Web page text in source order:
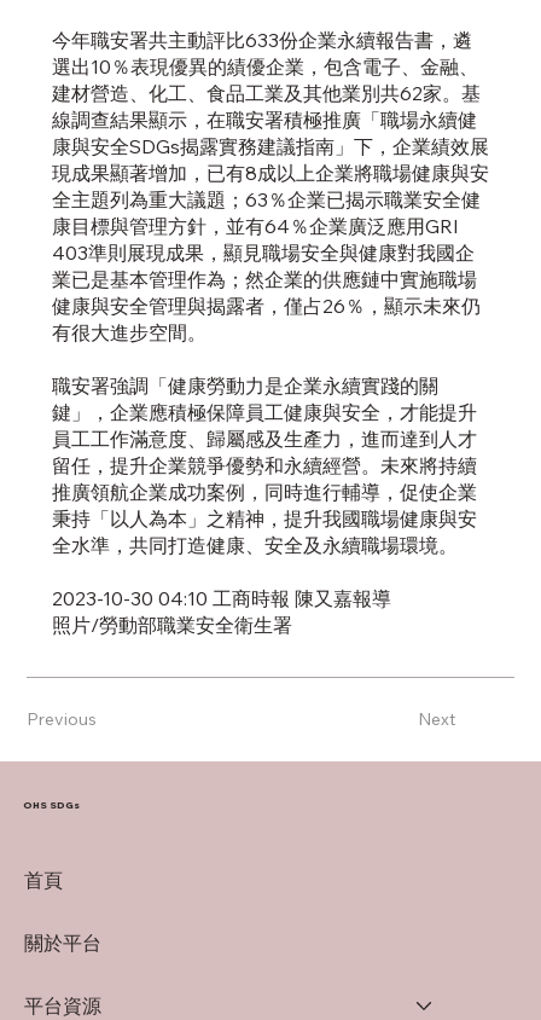
今年職安署共主動評比633份企業永續報告書，遴
選出10％表現優異的績優企業，包含電子、金融、
建材營造、化工、食品工業及其他業別共62家。基
線調查結果顯示，在職安署積極推廣「職場永續健
康與安全SDGs揭露實務建議指南」下，企業績效展
現成果顯著增加，已有8成以上企業將職場健康與安
全主題列為重大議題；63％企業已揭示職業安全健
康目標與管理方針，並有64％企業廣泛應用GRI
403準則展現成果，顯見職場安全與健康對我國企
業已是基本管理作為；然企業的供應鏈中實施職場
健康與安全管理與揭露者，僅占26％，顯示未來仍
有很大進步空間。
職安署強調「健康勞動力是企業永續實踐的關
鍵」，企業應積極保障員工健康與安全，才能提升
員工工作滿意度、歸屬感及生產力，進而達到人才
留任，提升企業競爭優勢和永續經營。未來將持續
推廣領航企業成功案例，同時進行輔導，促使企業
秉持「以人為本」之精神，提升我國職場健康與安
全水準，共同打造健康、安全及永續職場環境。
2023-10-30 04:10 工商時報 陳又嘉報導
照片/勞動部職業安全衛生署
Previous Next
OHS SDGs
首頁
關於平台
平台資源